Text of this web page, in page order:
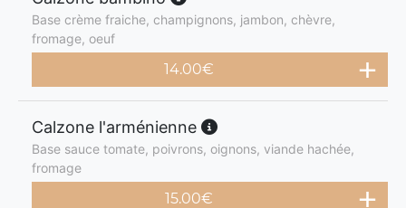
Base crème fraiche, champignons, jambon, chèvre,
fromage, oeuf
14.00€
Calzone l'arménienne
Base sauce tomate, poivrons, oignons, viande hachée,
fromage
15.00€